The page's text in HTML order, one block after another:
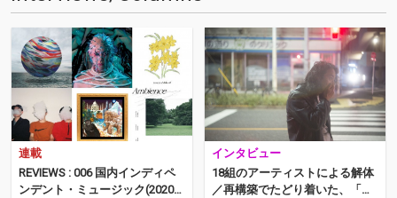
連載
REVIEWS : 006 国内インディペ
ンデント・ミュージック(2020年
インタビュー
18組のアーティストによる解体
／再構築でたどり着いた、「い